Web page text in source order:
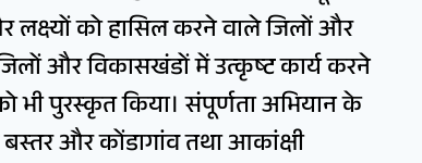
लक्ष्यों को हासिल करने वाले जिलों और
और विकासखंडों में उत्कृष्ट कार्य करने
भी पुरस्कृत किया। संपूर्णता अभियान के
बस्तर और कोंडागांव तथा आकांक्षी